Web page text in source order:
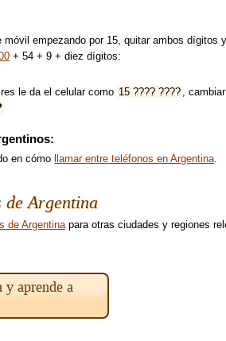
móvil empezando por 15, quitar ambos dígitos
+ 54 + 9 + diez dígitos:
le da el celular como 15 ???? ????
,
en cómo llamar entre teléfonos en Argentina.
de Argentina
de Argentinapara otras ciudades y regiones
y aprende a